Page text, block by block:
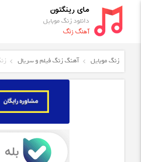
مای رینگتون
دانلود زنگ موبایل
آهنگ زنگ
زنگ موبایل آهنگ زنگ فیلم و سریال